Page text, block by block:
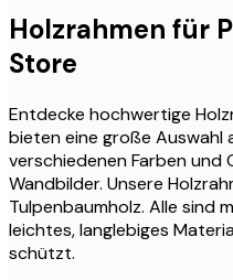
Holzrahmen für
Store
Entdecke hochwertige
bieten eine große Auswahl
verschiedenen Farben und
Wandbilder. Unsere
Tulpenbaumholz. Alle sind
leichtes, langlebiges
schützt.